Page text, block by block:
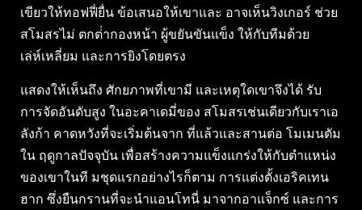
เขียวให้ทอฟฟี่ยื่น ข้อเสนอให้เขาและ อาจเห็นวิงเกอร์ ช่วย
สโมสรไม่ ตกต่ํากองหน้า ผู้ขยันขันแข็ง ให้กับทีมด้วย
เล่ห์เหลี่ยม และการยิงโดยตรง
แสดงให้เห็นถึง ศักยภาพที่เขามี และเหตุใดเขาจึงได้ รับ
การจัดอันดับสูง ในอะคาเดมี่ของ สโมสรเช่นเดียวกับเราเอ
ลังก้า คาดหวังที่จะเริ่มต้นจาก ที่แล้วและสานต่อ โมเมนตัม
ใน ฤดูกาลปัจจุบัน เพื่อสร้างความแข็งแกร่งให้กับตำแหน่ง
ของเขาในที มชุดแรกอย่างไรก็ตาม การแต่งตั้งเอริคเทน
ฮาก ซึ่งยืนกรานที่จะนำแอนโทนี่ มาจากอาแจ็กซ์ และการ